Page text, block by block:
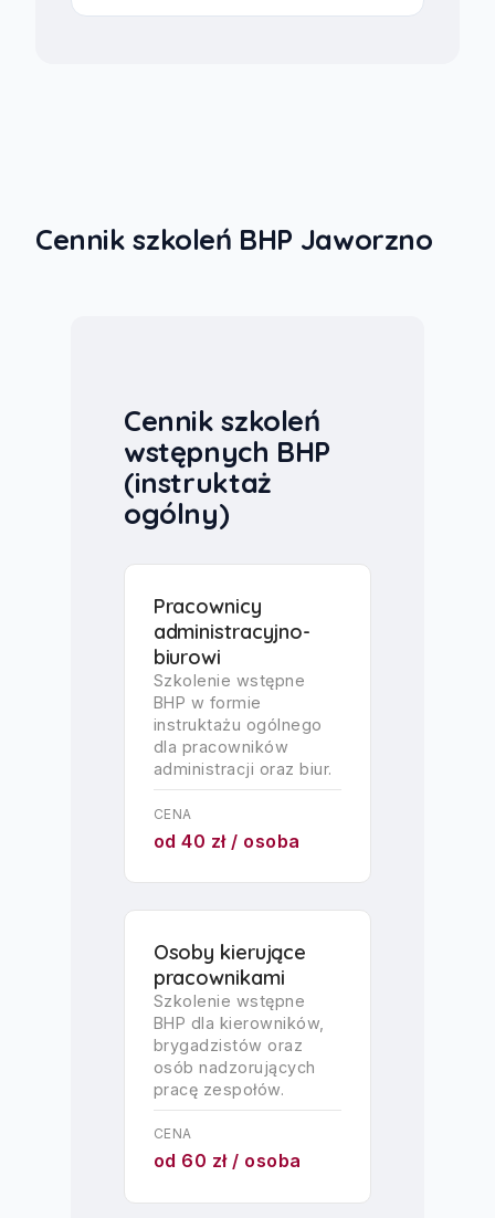
Cennik szkoleń BHP Jaworzno
Cennik szkoleń
wstępnych BHP
(instruktaż
ogólny)
Pracownicy
administracyjno-
biurowi
Szkolenie wstępne
BHP w formie
instruktażu ogólnego
dla pracowników
administracji oraz biur.
CENA
od 40 zł / osoba
Osoby kierujące
pracownikami
Szkolenie wstępne
BHP dla kierowników,
brygadzistów oraz
osób nadzorujących
pracę zespołów.
CENA
od 60 zł / osoba